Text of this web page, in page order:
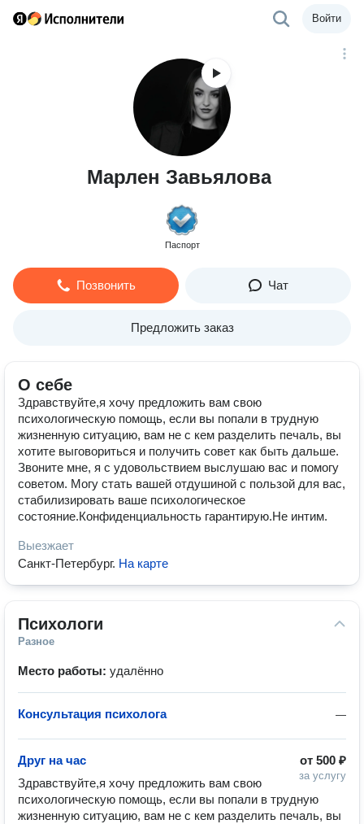
Войти
Марлен Завьялова
Паспорт
Позвонить Чат
Предложить заказ
О себе
Здравствуйте,я хочу предложить вам свою
психологическую помощь, если вы попали в трудную
жизненную ситуацию, вам не с кем разделить печаль, вы
хотите выговориться и получить совет как быть дальше.
Звоните мне, я с удовольствием выслушаю вас и помогу
советом. Могу стать вашей отдушиной с пользой для вас,
стабилизировать ваше психологическое
состояние.Конфиденциальность гарантирую.Не интим.
Выезжает
Санкт-Петербург. На карте
Психологи
Разное
Место работы: удалённо
—
Консультация психолога
от 500 ₽
за услугу
Друг на час
Здравствуйте,я хочу предложить вам свою
психологическую помощь, если вы попали в трудную
жизненную ситуацию, вам не с кем разделить печаль, вы